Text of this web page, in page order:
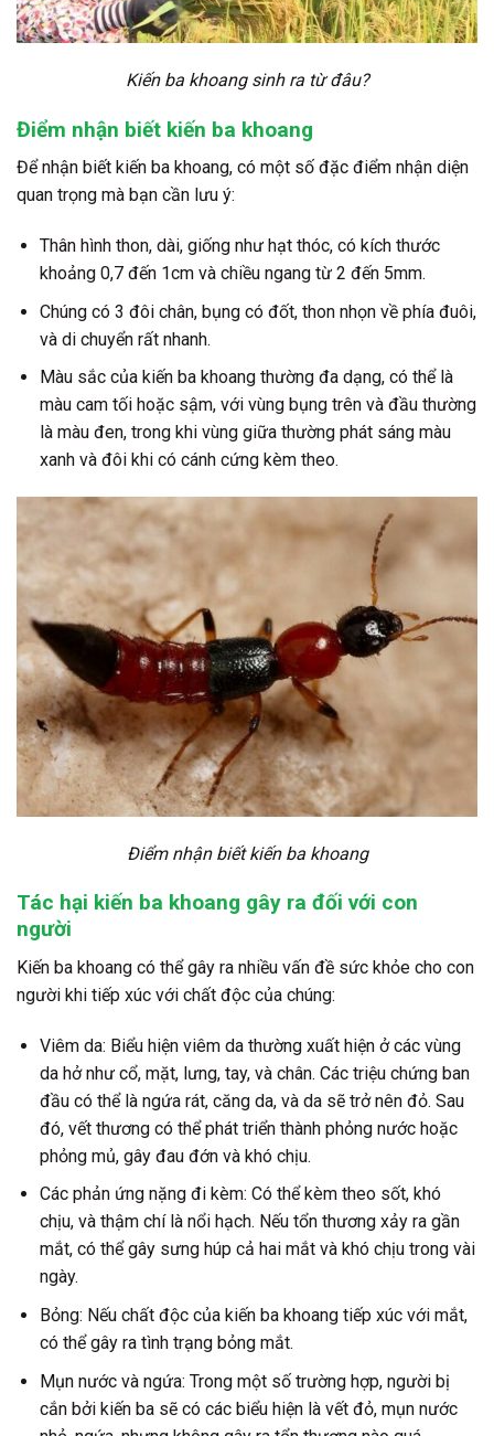
Kiến ba khoang sinh ra từ đâu?
Điểm nhận biết kiến ba khoang
Để nhận biết kiến ba khoang, có một số đặc điểm nhận diện
quan trọng mà bạn cần lưu ý:
Thân hình thon, dài, giống như hạt thóc, có kích thước
khoảng 0,7 đến 1cm và chiều ngang từ 2 đến 5mm.
Chúng có 3 đôi chân, bụng có đốt, thon nhọn về phía đuôi,
và di chuyển rất nhanh.
Màu sắc của kiến ba khoang thường đa dạng, có thể là
màu cam tối hoặc sậm, với vùng bụng trên và đầu thường
là màu đen, trong khi vùng giữa thường phát sáng màu
xanh và đôi khi có cánh cứng kèm theo.
Điểm nhận biết kiến ba khoang
Tác hại kiến ba khoang gây ra đối với con
người
Kiến ba khoang có thể gây ra nhiều vấn đề sức khỏe cho con
người khi tiếp xúc với chất độc của chúng:
Viêm da: Biểu hiện viêm da thường xuất hiện ở các vùng
da hở như cổ, mặt, lưng, tay, và chân. Các triệu chứng ban
đầu có thể là ngứa rát, căng da, và da sẽ trở nên đỏ. Sau
đó, vết thương có thể phát triển thành phỏng nước hoặc
phỏng mủ, gây đau đớn và khó chịu.
Các phản ứng nặng đi kèm: Có thể kèm theo sốt, khó
chịu, và thậm chí là nổi hạch. Nếu tổn thương xảy ra gần
mắt, có thể gây sưng húp cả hai mắt và khó chịu trong vài
ngày.
Bỏng: Nếu chất độc của kiến ba khoang tiếp xúc với mắt,
có thể gây ra tình trạng bỏng mắt.
Mụn nước và ngứa: Trong một số trường hợp, người bị
cắn bởi kiến ba sẽ có các biểu hiện là vết đỏ, mụn nước